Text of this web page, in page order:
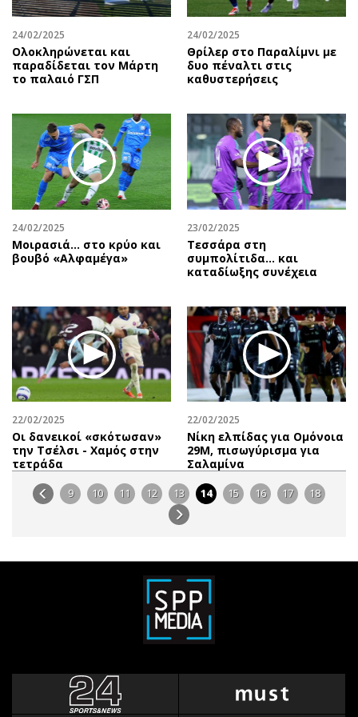
24/02/2025
Ολοκληρώνεται και
παραδίδεται τον Μάρτη
το παλαιό ΓΣΠ
24/02/2025
Θρίλερ στο Παραλίμνι με
δυο πέναλτι στις
καθυστερήσεις
24/02/2025
Μοιρασιά… στο κρύο και
βουβό «Αλφαμέγα»
23/02/2025
Τεσσάρα στη
συμπολίτιδα... και
καταδίωξης συνέχεια
22/02/2025
Οι δανεικοί «σκότωσαν»
την Τσέλσι - Χαμός στην
τετράδα
22/02/2025
Νίκη ελπίδας για Ομόνοια
29Μ, πισωγύρισμα για
Σαλαμίνα
9 10 11 12 13 14 15 16 17 18